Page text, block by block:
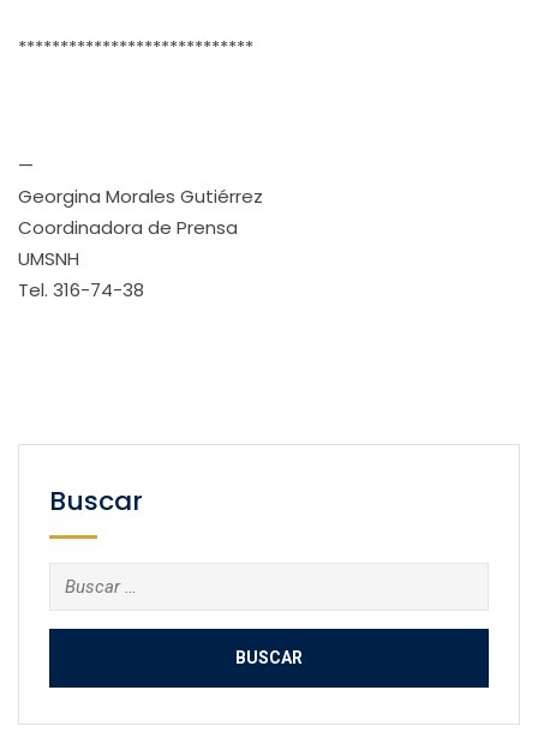
****************************
—
Georgina Morales Gutiérrez
Coordinadora de Prensa
UMSNH
Tel. 316-74-38
Buscar
Buscar: